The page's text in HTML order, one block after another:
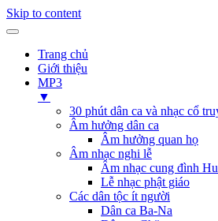
Skip to content
Trang chủ
Giới thiệu
MP3
▼
30 phút dân ca và nhạc cổ
Âm hưởng dân ca
Âm hưởng quan họ
Âm nhạc nghi lễ
Âm nhạc cung đình
Lễ nhạc phật giáo
Các dân tộc ít người
Dân ca Ba-Na